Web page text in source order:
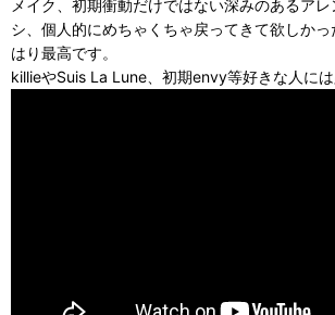
メイク、初期衝動だけではない深みのあるア
シ、個人的にめちゃくちゃ戻ってきて欲しか
はり最高です。
killieやSuis La Lune、初期envy等好きな人には